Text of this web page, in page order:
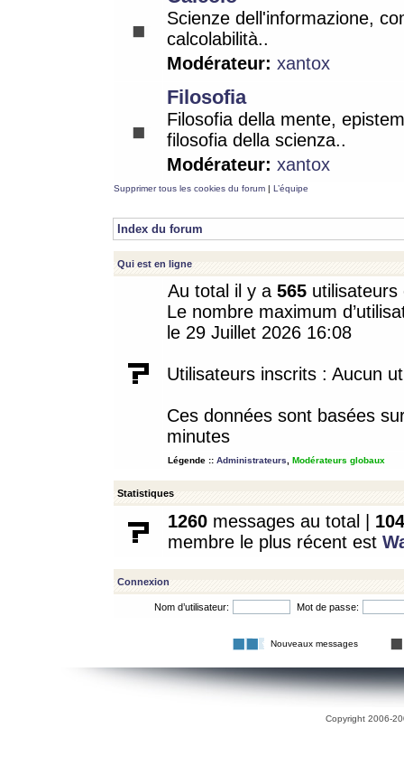
Scienze dell'informazione,
calcolabilità..
Modérateur: xantox
Filosofia
Filosofia della mente,
filosofia della scienza..
Modérateur: xantox
Supprimer tous les cookies du forum | L’équipe
Index du forum
Qui est en ligne
Au total il y a 565
Le nombre maximum
le 29 Juillet 2026 16:08
Utilisateurs inscrits : Aucun
Ces données sont basées
minutes
Légende :: Administrateurs Modérateurs globaux
Statistiques
1260 messages au total | 104
membre le plus récent est
Connexion
Nom d’utilisateur: Mot de passe:
Nouveaux messages
Copyright 2006-